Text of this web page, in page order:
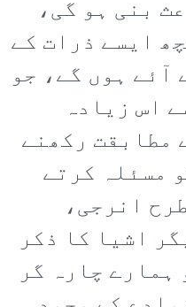
بنی ہو گی،
ایسے ذرات کے
آئے ہوں گے، جو
اس زیادہ
مطابقت رکھنے
مسئلہ کرتے
انرجی،
اشیا کا ذکر
ہمارے چارہ گر